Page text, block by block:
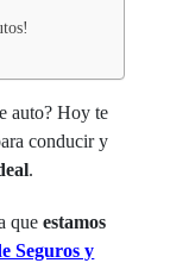
auto? Hoy te
conducir y
.
queestamos
Seguros y